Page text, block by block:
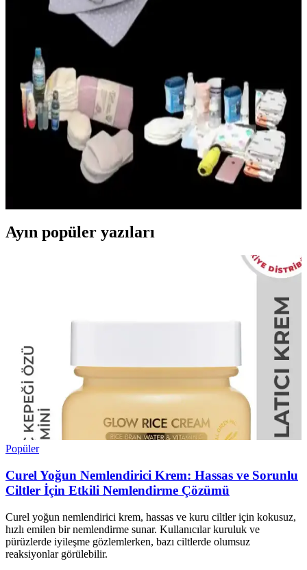
edilmiştir ve suya dayanıklıdır.
Hastane Çantası Bebek İçin: Yeni Anneler İçin
Gerekli Hazırlık Rehberi
Yeni anne ve bebekler için hastane çantasında bulunması gereken
temel eşyalar, hazırlık ipuçları ve pratik öneriler bu rehberde detaylı
şekilde anlatılmaktadır.
Doğum Çantası Hazırlama Rehberi: Yeni Doğan ve
Annelik Sürecinde İhtiyacınız Olanlar
Doğum çantası, anne ve bebek için temel ihtiyaçları organize eden
önemli bir araçtır. Doğru hazırlık, doğum sürecini stressiz ve
Ayın popüler yazıları
Popüler
Curel Yoğun Nemlendirici Krem: Hassas ve Sorunlu
Ciltler İçin Etkili Nemlendirme Çözümü
Curel yoğun nemlendirici krem, hassas ve kuru ciltler için kokusuz,
hızlı emilen bir nemlendirme sunar. Kullanıcılar kuruluk ve
pürüzlerde iyileşme gözlemlerken, bazı ciltlerde olumsuz
reaksiyonlar görülebilir.